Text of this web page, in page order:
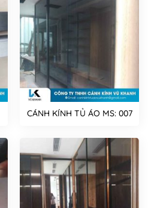
CÁNH KÍNH TỦ ÁO MS: 007